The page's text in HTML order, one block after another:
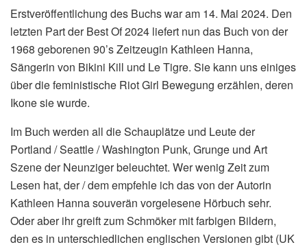
Erstveröffentlichung des Buchs war am 14. Mai 2024. Den
letzten Part der Best Of 2024 liefert nun das Buch von der
1968 geborenen 90’s Zeitzeugin Kathleen Hanna,
Sängerin von Bikini Kill und Le Tigre. Sie kann uns einiges
über die feministische Riot Girl Bewegung erzählen, deren
Ikone sie wurde.
Im Buch werden all die Schauplätze und Leute der
Portland / Seattle / Washington Punk, Grunge und Art
Szene der Neunziger beleuchtet. Wer wenig Zeit zum
Lesen hat, der / dem empfehle ich das von der Autorin
Kathleen Hanna souverän vorgelesene Hörbuch sehr.
Oder aber ihr greift zum Schmöker mit farbigen Bildern,
den es in unterschiedlichen englischen Versionen gibt (UK